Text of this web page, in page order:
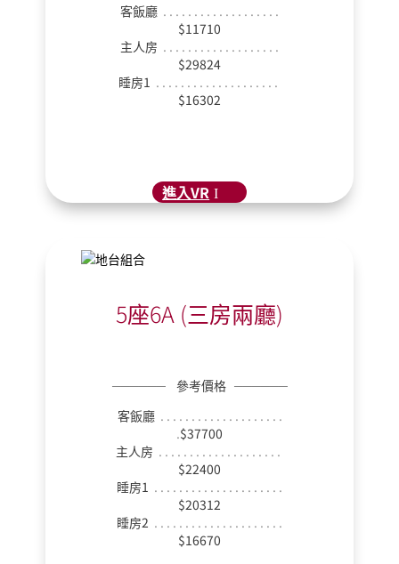
客飯廳 . . . . . . . . . . . . . . . . . . .
$11710
主人房 . . . . . . . . . . . . . . . . . . .
$29824
睡房1 . . . . . . . . . . . . . . . . . . . .
$16302
進入VR
5座6A (三房兩廳)
──────參考價格 ──────
客飯廳 . . . . . . . . . . . . . . . . . . . .
.$37700
主人房 . . . . . . . . . . . . . . . . . . . .
$22400
睡房1 . . . . . . . . . . . . . . . . . . . . .
$20312
睡房2 . . . . . . . . . . . . . . . . . . . . .
$16670